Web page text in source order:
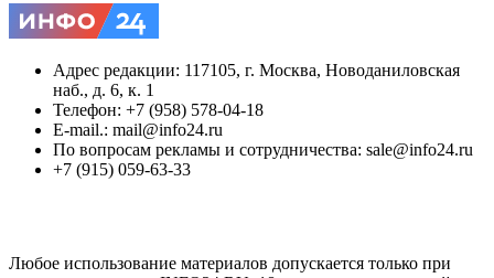
Адрес редакции: 117105, г. Москва, Новоданиловская
наб., д. 6, к. 1
Телефон: +7 (958) 578-04-18
E-mail.: mail@info24.ru
По вопросам рекламы и сотрудничества: sale@info24.ru
+7 (915) 059-63-33
Любое использование материалов допускается только при